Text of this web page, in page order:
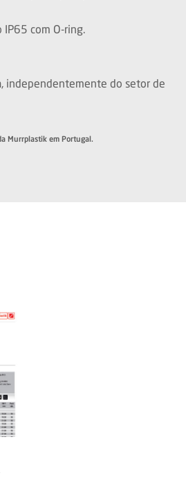
IP65 com O-ring.
independentemente do setor de
Murrplastik em Portugal.